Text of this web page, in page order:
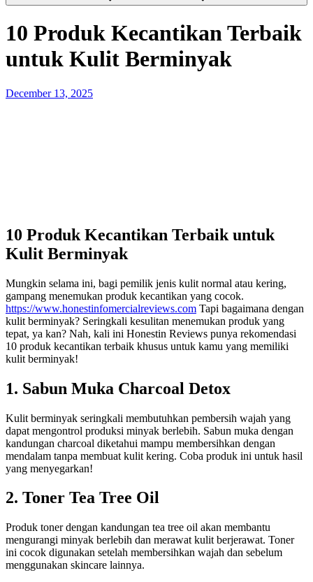
10 Produk Kecantikan Terbaik
untuk Kulit Berminyak
Posted
December 13, 2025
10 Produk Kecantikan Terbaik untuk
Kulit Berminyak
Mungkin selama ini, bagi pemilik jenis kulit normal atau kering,
gampang menemukan produk kecantikan yang cocok.
https://www.honestinfomercialreviews.com Tapi bagaimana dengan
kulit berminyak? Seringkali kesulitan menemukan produk yang
tepat, ya kan? Nah, kali ini Honestin Reviews punya rekomendasi
10 produk kecantikan terbaik khusus untuk kamu yang memiliki
kulit berminyak!
1. Sabun Muka Charcoal Detox
Kulit berminyak seringkali membutuhkan pembersih wajah yang
dapat mengontrol produksi minyak berlebih. Sabun muka dengan
kandungan charcoal diketahui mampu membersihkan dengan
mendalam tanpa membuat kulit kering. Coba produk ini untuk hasil
yang menyegarkan!
2. Toner Tea Tree Oil
Produk toner dengan kandungan tea tree oil akan membantu
mengurangi minyak berlebih dan merawat kulit berjerawat. Toner
ini cocok digunakan setelah membersihkan wajah dan sebelum
menggunakan skincare lainnya.